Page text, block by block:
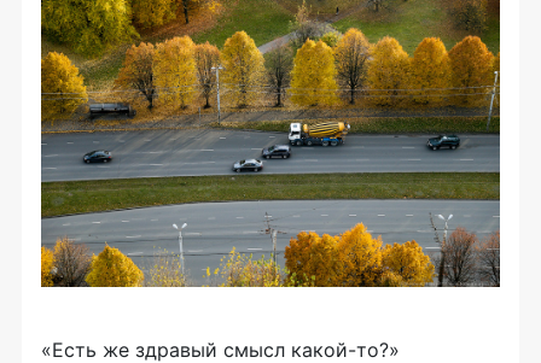
«Есть же здравый смысл какой-то?»